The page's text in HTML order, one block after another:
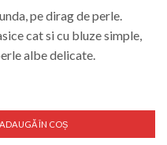
pe dirag de perle.
cat si cu bluze simple,
albe delicate.
ADAUGĂ ÎN COȘ